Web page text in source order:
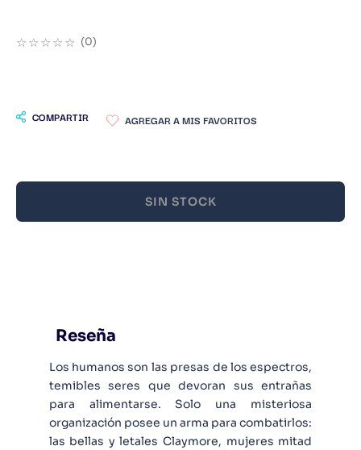
☆☆☆☆☆ (0)
COMPARTIR
SIN STOCK
Reseña
Los humanos son las presas de los espectros,
temibles seres que devoran sus entrañas
para alimentarse. Solo una misteriosa
organización posee un arma para combatirlos:
las bellas y letales Claymore, mujeres mitad
10. Warhammer